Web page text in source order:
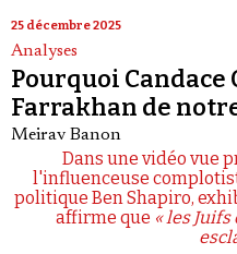
25 décembre 2025
Analyses
Pourquoi Candace
Farrakhan de
Meirav Banon
Dans une vidéo vue
l'influenceuse
politique Ben Shapiro,
affirme que « les